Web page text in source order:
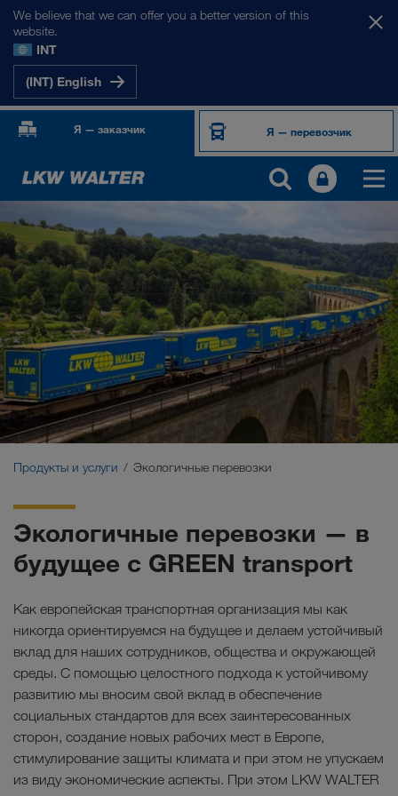
We believe that we can offer you a better version of this
website.
INT
(INT) English
Я — заказчик Я — перевозчик
ПРОДУКТЫ И УСЛУГИ
Автомобильные перевозки
Цифровые решения
Комбинированные перевозки
Экологичные перевозки
Отрасли
Продукты и услуги Экологичные перевозки
Экологичные перевозки — в
будущее с GREEN transport
Как европейская транспортная организация мы как
никогда ориентируемся на будущее и делаем устойчивый
вклад для наших сотрудников, общества и окружающей
среды. С помощью целостного подхода к устойчивому
развитию мы вносим свой вклад в обеспечение
социальных стандартов для всех заинтересованных
сторон, создание новых рабочих мест в Европе,
стимулирование защиты климата и при этом не упускаем
из виду экономические аспекты. При этом LKW WALTER